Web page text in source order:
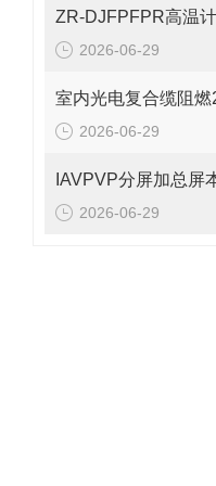
ZR-DJFPFPR高温
2026-06-29
2026-06-29
2026-06-29